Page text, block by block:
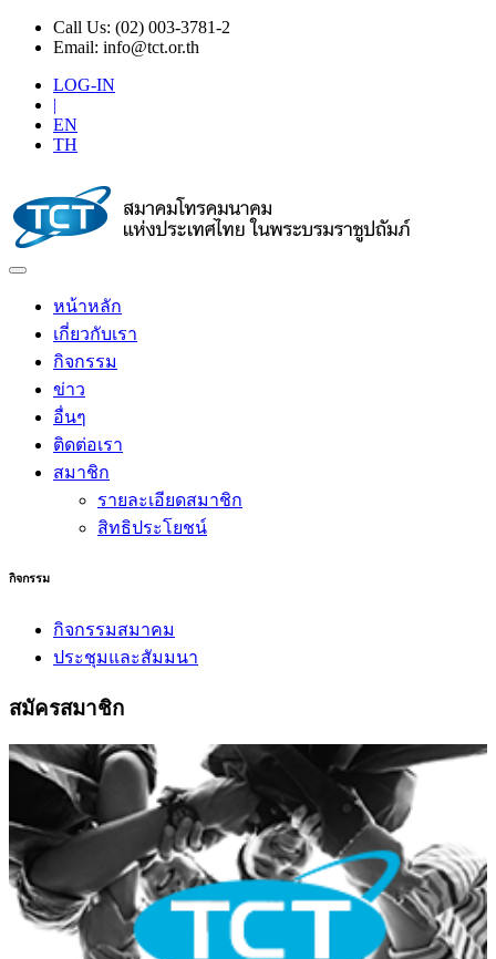
Call Us: (02) 003-3781-2
Email: info@tct.or.th
LOG-IN
|
EN
TH
หน้าหลัก
เกี่ยวกับเรา
กิจกรรม
ข่าว
อื่นๆ
ติดต่อเรา
สมาชิก
รายละเอียดสมาชิก
สิทธิประโยชน์
กิจกรรม
กิจกรรมสมาคม
ประชุมและสัมมนา
สมัครสมาชิก